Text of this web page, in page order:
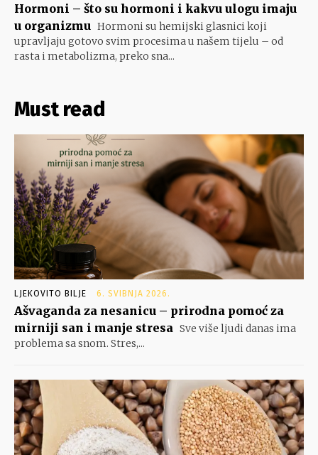
Hormoni – što su hormoni i kakvu ulogu imaju
u organizmu Hormoni su hemijski glasnici koji
upravljaju gotovo svim procesima u našem tijelu – od
rasta i metabolizma, preko sna...
Must read
LJEKOVITO BILJE 6. SVIBNJA 2026.
Ašvaganda za nesanicu – prirodna pomoć za
mirniji san i manje stresa Sve više ljudi danas ima
problema sa snom. Stres,...